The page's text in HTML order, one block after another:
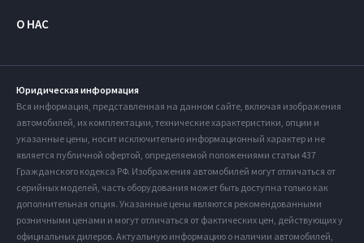
О НАС
Юридическая информация
Вся информация, представленная на данном сайте, включая изображения
автомобилей, их комплектации, технические характеристики, опции и
указанные цены, носит исключительно информационный характер и не
является публичной офертой, определяемой положениями статьи 437
Гражданского кодекса РФ. Изображения автомобилей могут отличаться от
серийных моделей, часть оборудования может быть доступна только как
дополнительная опция. Указанные цены являются рекомендованными
розничными ценами и могут отличаться от фактических цен, действующих у
официальных дилеров. Актуальную информацию о наличии автомобилей,